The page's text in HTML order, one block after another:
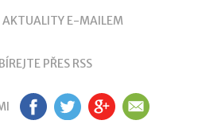
AKTUALITY E-MAILEM
PŘES RSS
FB TW GP EM